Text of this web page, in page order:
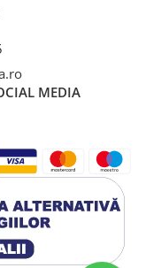
murdariei, pentru a
MEDIA